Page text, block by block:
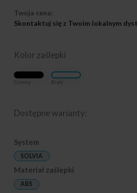
Twoja cena:
Skontaktuj się z Twoim lokalnym
Kolor zaślepki
Czarny Biały
Dostępne warianty:
System
SOLVIA
Materiał zaślepki
ABS